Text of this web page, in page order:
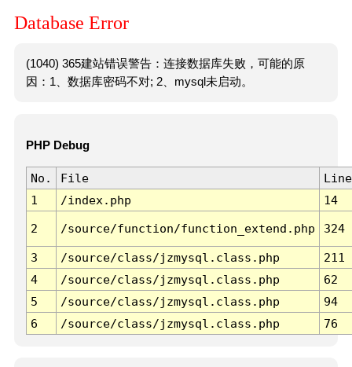
Database Error
(1040) 365建站错误警告：连接数据库失败，可能的原
因：1、数据库密码不对; 2、mysql未启动。
PHP Debug
No. File
Line
1
/index.php 14
2 /source/function/function_extend.php 324
3 /source/class/jzmysql.class.php
211
4
/source/class/jzmysql.class.php
62
5
/source/class/jzmysql.class.php
94
6
/source/class/jzmysql.class.php 76